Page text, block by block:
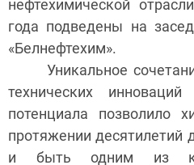
нефтехимической
года подведены на
«Белнефтехим».
Уникальное
технических
потенциала позволило
протяжении десятилетий
и быть одним из